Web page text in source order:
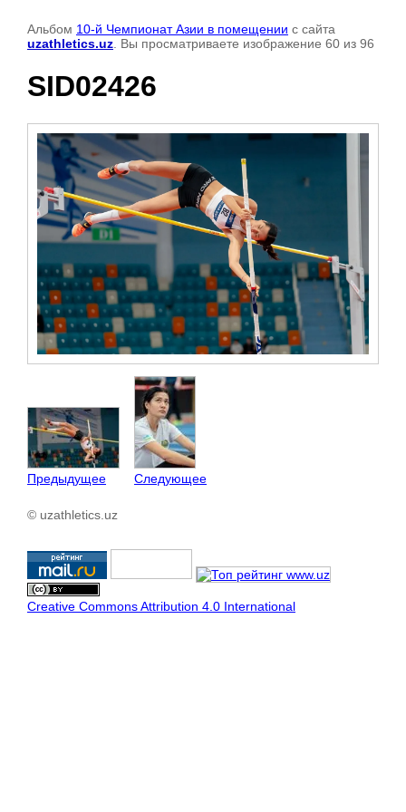
Альбом 10-й Чемпионат Азии в помещении с сайта
uzathletics.uz . Вы просматриваете изображение 60 из 96
SID02426
Предыдущее Следующее
© uzathletics.uz
Creative Commons Attribution 4.0 International